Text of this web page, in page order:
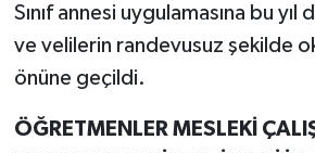
Sınıf annesi uygulamasına bu
ve velilerin randevusuz şekilde
önüne geçildi.
ÖĞRETMENLER MESLEKİ